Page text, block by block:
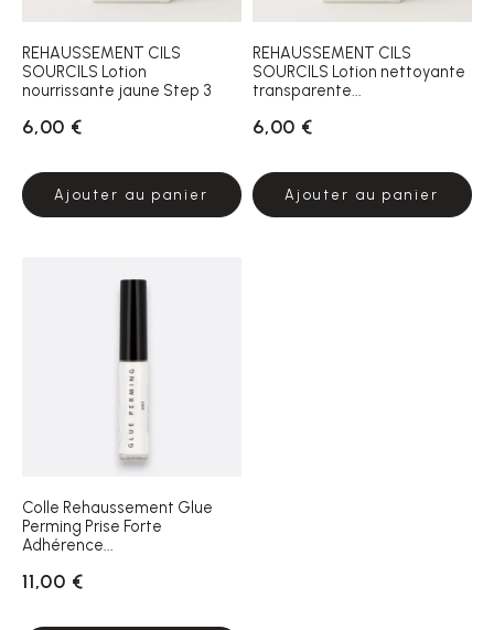
REHAUSSEMENT CILS
SOURCILS Lotion
nourrissante jaune Step 3
6,00 €
Ajouter au panier
REHAUSSEMENT CILS
SOURCILS Lotion nettoyante
transparente...
6,00 €
Ajouter au panier
Colle Rehaussement Glue
Perming Prise Forte
Adhérence...
11,00 €